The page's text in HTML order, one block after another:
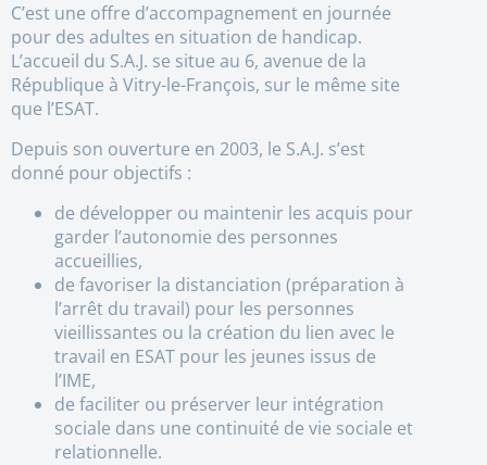
C’est une offre d’accompagnement en journée
pour des adultes en situation de handicap.
L’accueil du S.A.J. se situe au 6, avenue de la
République à Vitry-le-François, sur le même site
que l’ESAT.
Depuis son ouverture en 2003, le S.A.J. s’est
donné pour objectifs :
de développer ou maintenir les acquis pour
garder l’autonomie des personnes
accueillies,
de favoriser la distanciation (préparation à
l’arrêt du travail) pour les personnes
vieillissantes ou la création du lien avec le
travail en ESAT pour les jeunes issus de
l’IME,
de faciliter ou préserver leur intégration
sociale dans une continuité de vie sociale et
relationnelle.